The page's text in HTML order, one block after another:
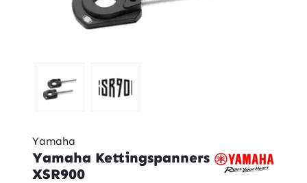
Yamaha
Yamaha Kettingspanners
XSR900